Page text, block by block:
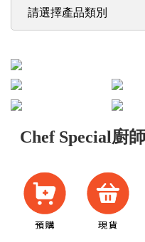
Chef Special廚